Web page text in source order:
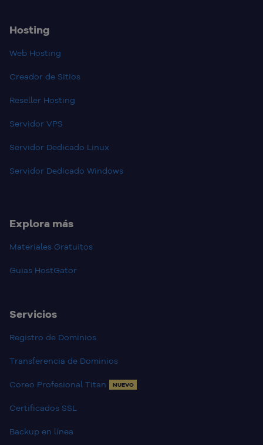
Hosting
Web Hosting
Creador de Sitios
Reseller Hosting
Servidor VPS
Servidor Dedicado Linux
Servidor Dedicado Windows
Explora más
Materiales Gratuitos
Guias HostGator
Servicios
Registro de Dominios
Transferencia de Dominios
Coreo Profesional Titan NUEVO
Certificados SSL
Backup en línea